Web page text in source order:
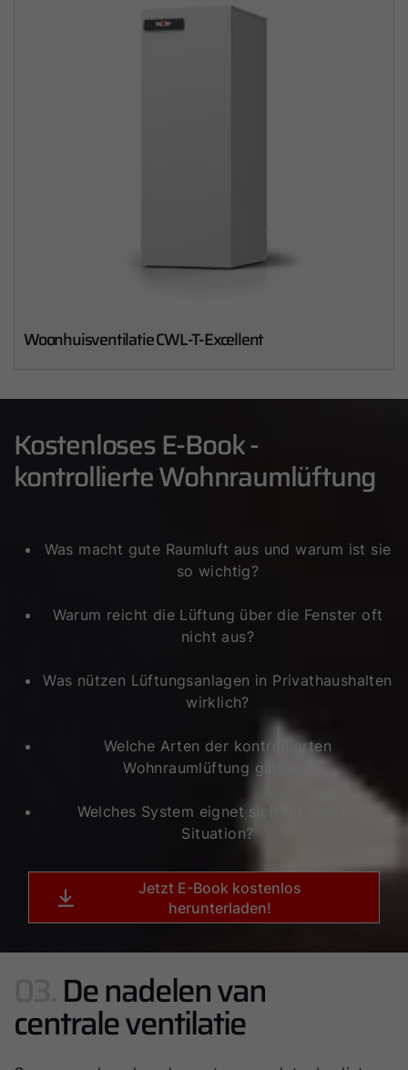
Woonhuisventilatie CWL-T-Excellent
Kostenloses E-Book -
kontrollierte Wohnraumlüftung
Was macht gute Raumluft aus und warum ist sie
so wichtig?
Warum reicht die Lüftung über die Fenster oft
nicht aus?
Was nützen Lüftungsanlagen in Privathaushalten
wirklich?
Welche Arten der kontrollierten
Wohnraumlüftung gibt es?
Welches System eignet sich für welche
Situation?
Jetzt E-Book kostenlos
herunterladen!
De nadelen van
centrale ventilatie